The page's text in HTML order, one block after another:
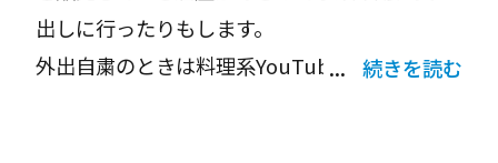
出しに行ったりもします。
外出自粛のときは料理系YouTuberをみながら
続きを読む